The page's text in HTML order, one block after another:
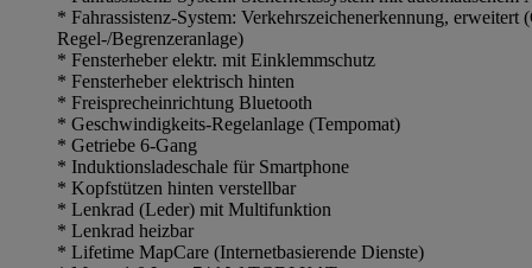
* Fahrassistenz-System: Verkehrszeichenerkennung, erweitert
Regel-/Begrenzeranlage)
* Fensterheber elektr. mit Einklemmschutz
* Fensterheber elektrisch hinten
* Freisprecheinrichtung Bluetooth
* Geschwindigkeits-Regelanlage (Tempomat)
* Getriebe 6-Gang
* Induktionsladeschale für Smartphone
* Kopfstützen hinten verstellbar
* Lenkrad (Leder) mit Multifunktion
* Lenkrad heizbar
* Lifetime MapCare (Internetbasierende Dienste)